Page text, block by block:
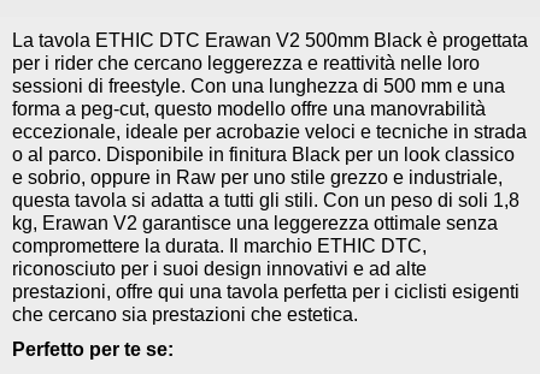
La tavola ETHIC DTC Erawan V2 500mm Black è progettata
per i rider che cercano leggerezza e reattività nelle loro
sessioni di freestyle. Con una lunghezza di 500 mm e una
forma a peg-cut, questo modello offre una manovrabilità
eccezionale, ideale per acrobazie veloci e tecniche in strada
o al parco. Disponibile in finitura Black per un look classico
e sobrio, oppure in Raw per uno stile grezzo e industriale,
questa tavola si adatta a tutti gli stili. Con un peso di soli 1,8
kg, Erawan V2 garantisce una leggerezza ottimale senza
compromettere la durata. Il marchio ETHIC DTC,
riconosciuto per i suoi design innovativi e ad alte
prestazioni, offre qui una tavola perfetta per i ciclisti esigenti
che cercano sia prestazioni che estetica.
Perfetto per te se: